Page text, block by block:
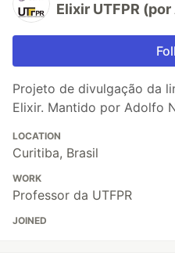
Elixir UTFPR
Projeto de divulgação da
Elixir. Mantido por Adolfo
LOCATION
Curitiba, Brasil
WORK
Professor da UTFPR
JOINED